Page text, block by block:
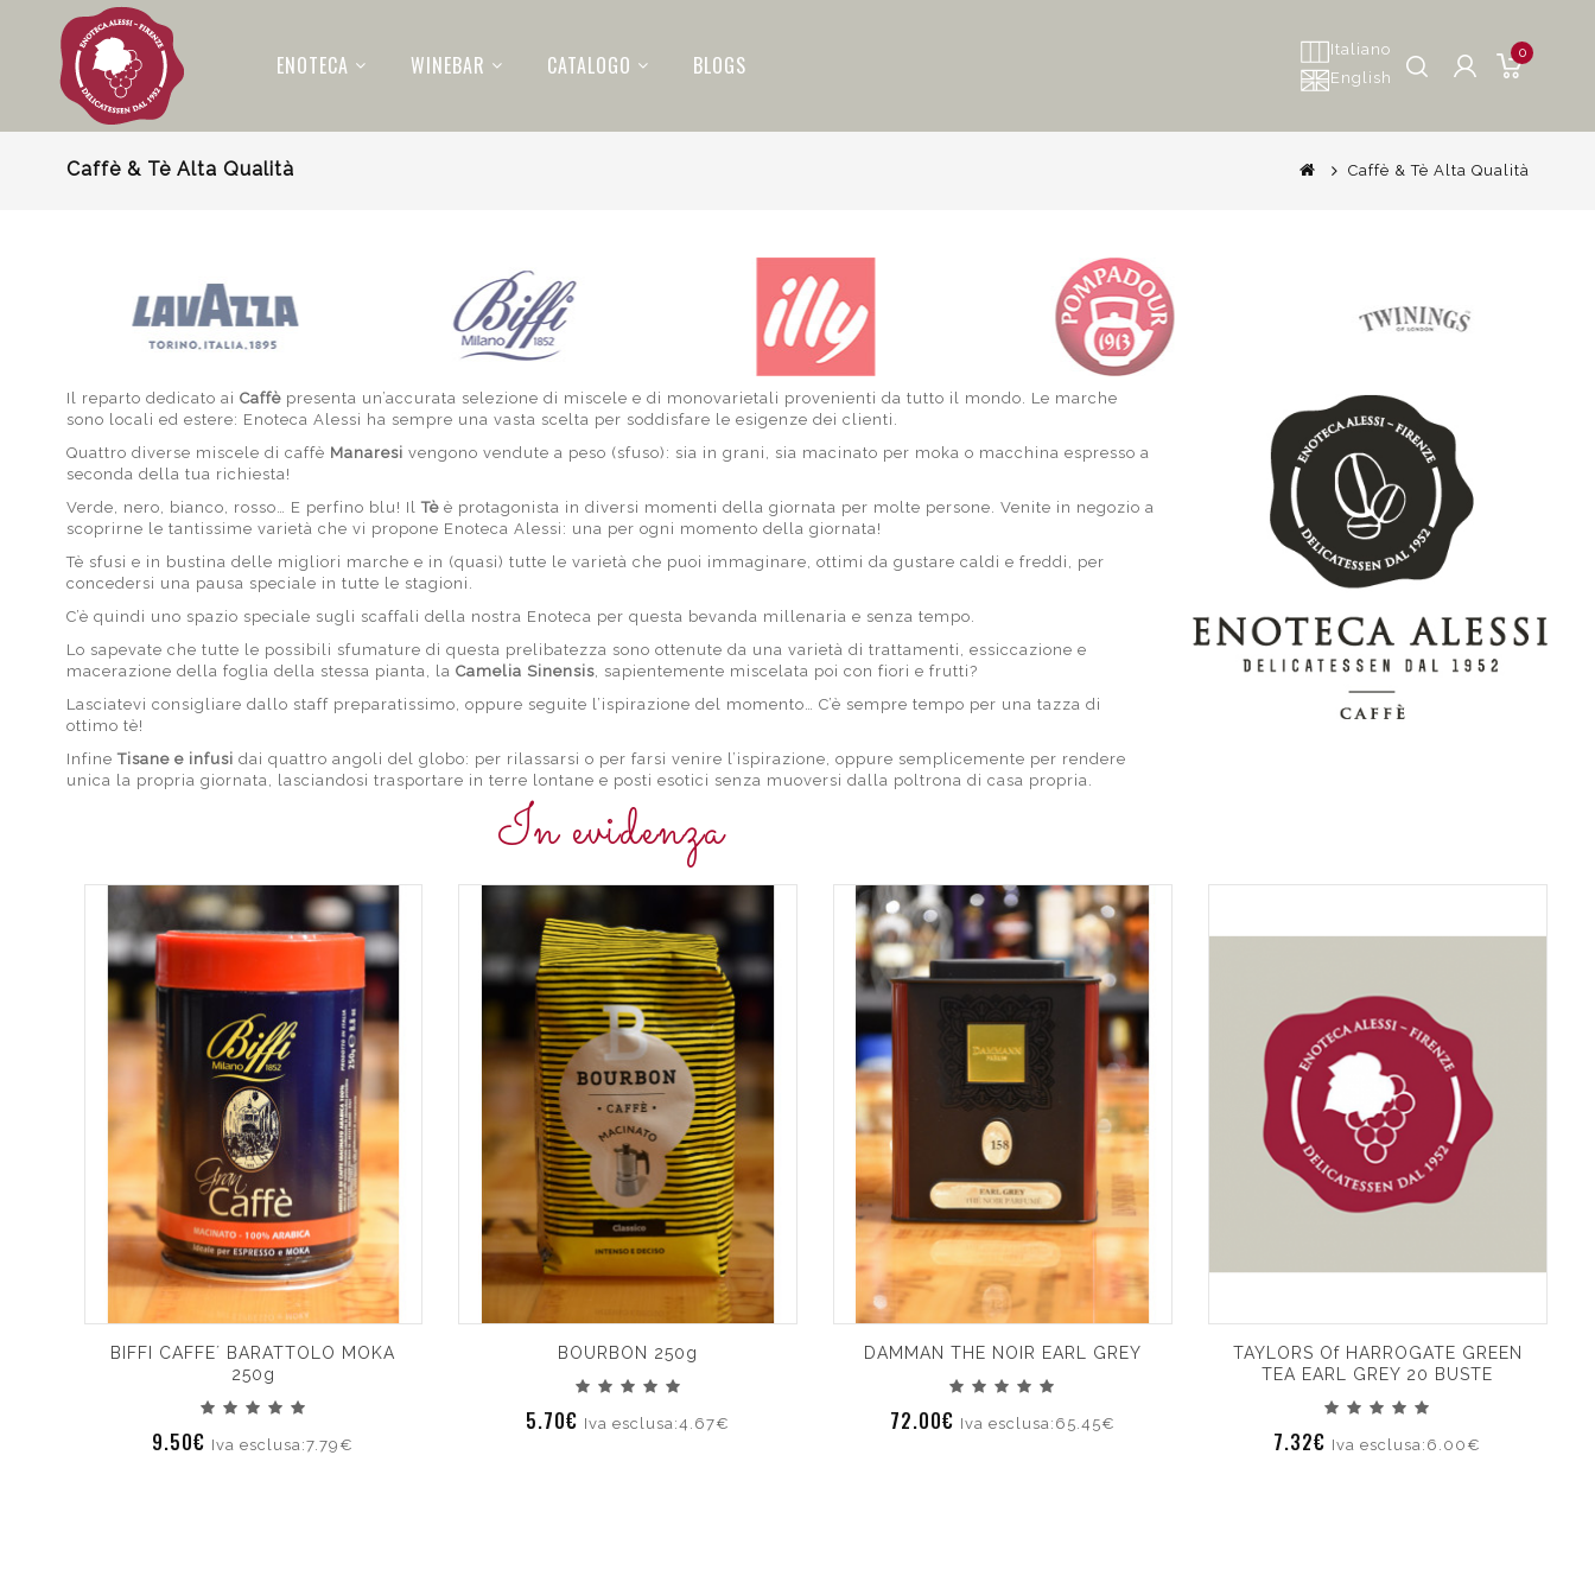
ENOTECA WINEBAR CATALOGO BLOGS
Italiano
English
0
Caffè & Tè Alta Qualità Caffè & Tè Alta Qualità
Il reparto dedicato ai Caffèpresenta un’accurata selezione di miscele e di monovarietali provenienti da tutto il mondo. Le marche
sono locali ed estere: Enoteca Alessi ha sempre una vasta scelta per soddisfare le esigenze dei clienti.
Quattro diverse miscele di caffè Manaresi vengono vendute a peso (sfuso): sia in grani, sia macinato per moka o macchina espresso a
seconda della tua richiesta!
Verde, nero, bianco, rosso… E perfino blu! IlTèè protagonista in diversi momenti della giornata per molte persone. Venite in negozio a
scoprirne le tantissime varietà che vi propone Enoteca Alessi: una per ogni momento della giornata!
Tè sfusi e in bustina delle migliori marche e in (quasi) tutte le varietà che puoi immaginare, ottimi da gustare caldi e freddi, per
concedersi una pausa speciale in tutte le stagioni.
C’è quindi uno spazio speciale sugli scaffali della nostra Enoteca per questa bevanda millenaria e senza tempo.
Lo sapevate che tutte le possibili sfumature di questa prelibatezza sono ottenute da una varietà di trattamenti, essiccazione e
macerazione della foglia della stessa pianta, la Camelia Sinensis, sapientemente miscelata poi con fiori e frutti?
Lasciatevi consigliare dallo staff preparatissimo, oppure seguite l’ispirazione del momento… C’è sempre tempo per una tazza di
ottimo tè!
InfineTisane e infusi dai quattro angoli del globo: per rilassarsi o per farsi venire l’ispirazione, oppure semplicemente per rendere
unica la propria giornata, lasciandosi trasportare in terre lontane e posti esotici senza muoversi dalla poltrona di casa propria.
In evidenza
BIFFI CAFFE´ BARATTOLO MOKA
250g
9.50€ Iva esclusa:7.79€
BOURBON 250g
5.70€ Iva esclusa:4.67€
DAMMAN THE NOIR EARL GREY
72.00€ Iva esclusa:65.45€
TAYLORS Of HARROGATE GREEN
TEA EARL GREY 20 BUSTE
7.32€ Iva esclusa:6.00€